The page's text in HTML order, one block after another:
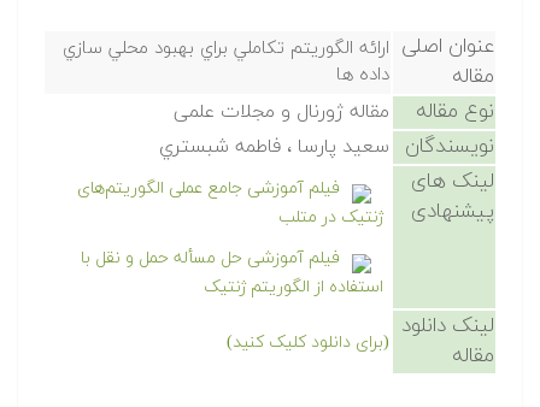
عنوان اصلی
مقاله
ارائه الگوريتم تكاملي براي بهبود محلي سازي
داده ها
نوع مقاله مقاله ژورنال و مجلات علمی
نویسندگان سعيد پارسا ، فاطمه شبستري
لینک های
پیشنهادی
فیلم آموزشی جامع عملی الگوریتم‌های
ژنتیک در متلب
فیلم آموزشی حل مسأله حمل و نقل با
استفاده از الگوریتم ژنتیک
لینک دانلود
مقاله
(برای دانلود کلیک کنید)